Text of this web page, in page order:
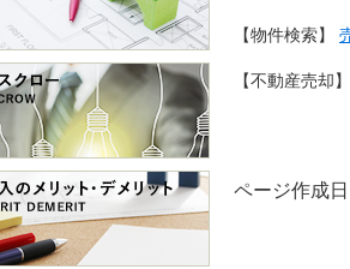
【物件検索】
【不動産売却】
ページ作成